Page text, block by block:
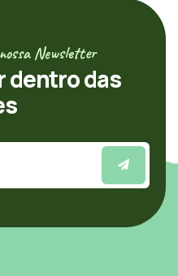
Newsletter
dentro das